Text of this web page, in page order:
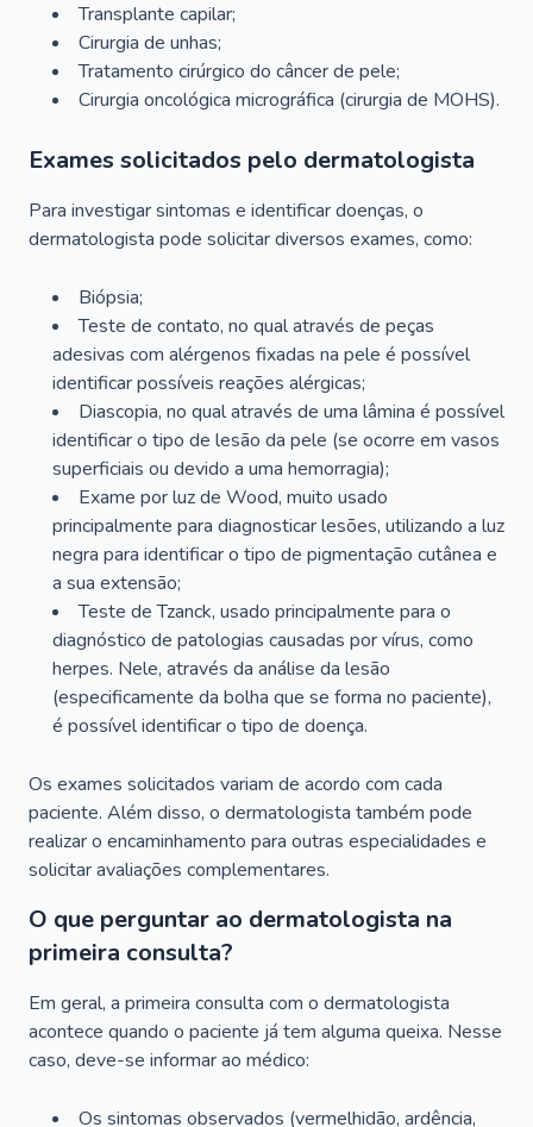
Transplante capilar;
Cirurgia de unhas;
Tratamento cirúrgico do câncer de pele;
Cirurgia oncológica micrográfica (cirurgia de MOHS).
Exames solicitados pelo dermatologista
Para investigar sintomas e identificar doenças, o
dermatologista pode solicitar diversos exames, como:
Biópsia;
Teste de contato, no qual através de peças
adesivas com alérgenos fixadas na pele é possível
identificar possíveis reações alérgicas;
Diascopia, no qual através de uma lâmina é possível
identificar o tipo de lesão da pele (se ocorre em vasos
superficiais ou devido a uma hemorragia);
Exame por luz de Wood, muito usado
principalmente para diagnosticar lesões, utilizando a luz
negra para identificar o tipo de pigmentação cutânea e
a sua extensão;
Teste de Tzanck, usado principalmente para o
diagnóstico de patologias causadas por vírus, como
herpes. Nele, através da análise da lesão
(especificamente da bolha que se forma no paciente),
é possível identificar o tipo de doença.
Os exames solicitados variam de acordo com cada
paciente. Além disso, o dermatologista também pode
realizar o encaminhamento para outras especialidades e
solicitar avaliações complementares.
O que perguntar ao dermatologista na
primeira consulta?
Em geral, a primeira consulta com o dermatologista
acontece quando o paciente já tem alguma queixa. Nesse
caso, deve-se informar ao médico:
Os sintomas observados (vermelhidão, ardência,